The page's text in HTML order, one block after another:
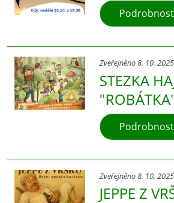
Zveřejněno 8. 10. 2025
STEZKA
Zveřejněno 8. 10. 2025
JEPPE Z